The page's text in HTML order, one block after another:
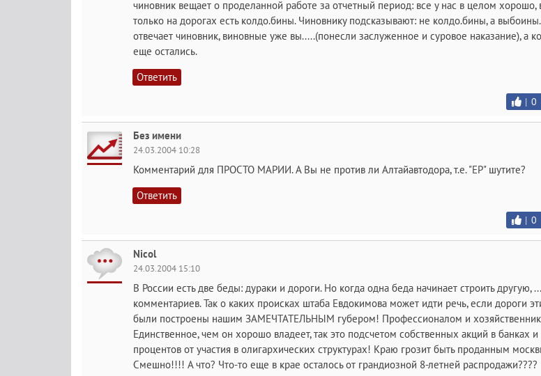
чиновник вещает о проделанной работе за отчетный период: все у нас в целом хорошо,
только на дорогах есть колдо.бины. Чиновнику подсказывают: не колдо.бины, а
отвечает чиновник, виновные уже вы.....(понесли заслуженное и суровое наказание), а
еще остались.
Ответить
| 0
Без имени
24.03.2004 10:28
Комментарий для ПРОСТО МАРИИ. А Вы не против ли Алтайавтодора, т.е. "ЕР" шутите?
Ответить
| 0
Nicol
24.03.2004 15:10
В России есть две беды: дураки и дороги. Но когда одна беда начинает строить другую,
комментариев. Так о каких происках штаба Евдокимова может идти речь, если дороги
были построены нашим ЗАМЕЧТАТЕЛЬНЫМ губером! Профессионалом и
Единственное, чем он хорошо владеет, так это подсчетом собственных акций в банках и
процентов от участия в олигархических структурах! Краю грозит быть проданным
Смешно!!!! А что? Что-то еще в крае осталось от грандиозной 8-летней распродажи????